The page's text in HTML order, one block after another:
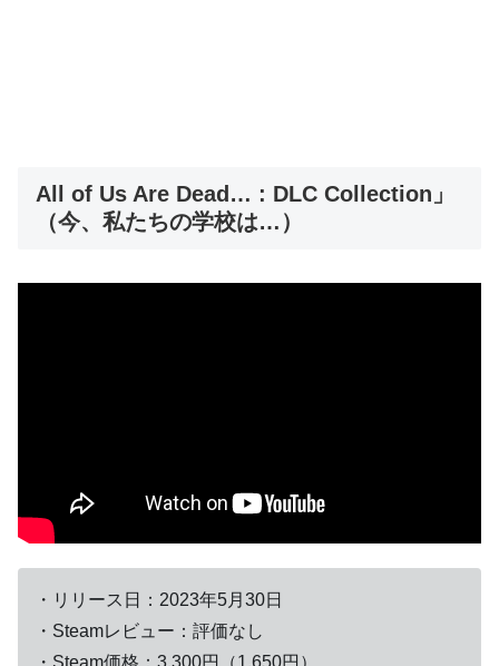
All of Us Are Dead… : DLC Collection」
（今、私たちの学校は…）
・リリース日：2023年5月30日
・Steamレビュー：評価なし